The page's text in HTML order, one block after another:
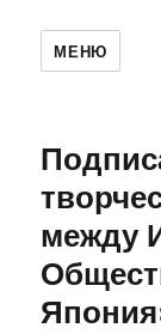
МЕНЮ
между